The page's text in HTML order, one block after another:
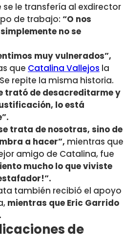
le transfería al exdirector
de trabajo: “O nos
no se
muy vulnerados”,
que Catalina Vallejos la
repite la misma historia.
trató de desacreditarme y
lo está
trata de nosotras, sino de
a hacer”, mientras que
amigo de Catalina, fue
mucho lo que viviste
también recibió el apoyo
mientras que Eric Garrido
de